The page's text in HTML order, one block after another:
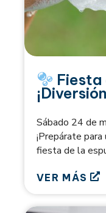
Fiesta
Sábado 24 de
¡Prepárate
fiesta de la
VER MÁS